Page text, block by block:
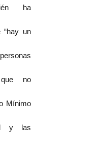
ha
“hay un
que no
Mínimo
y las